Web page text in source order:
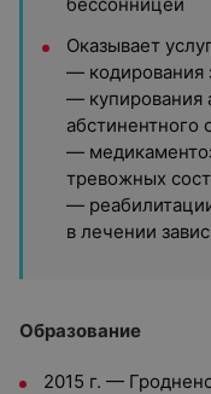
Оказывает
— кодирования
— купирования
абстинентного
—
тревожных
—
в лечении
Образование
2015 г. —